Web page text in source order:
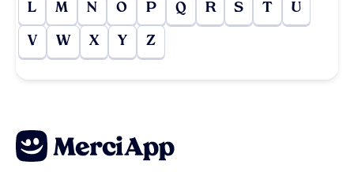
L M N O P Q R S T U
V W X Y Z